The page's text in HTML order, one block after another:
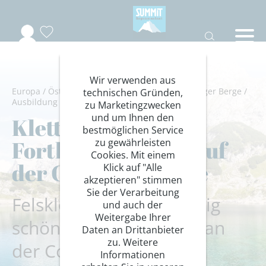
Europa / Österreich/Tirol/Wetterstein-Mieminger Berge /
Ausbildung
Kletterkurse
Klettern
Fortbildungskurs auf
der Coburger Hütte
Felsklettern in einzigartig
schönem Klettergebiet an
der Coburger Hütte!
Wir verwenden aus
technischen Gründen,
zu Marketingzwecken
und um Ihnen den
bestmöglichen Service
zu gewährleisten
Cookies. Mit einem
Klick auf "Alle
akzeptieren" stimmen
Sie der Verarbeitung
und auch der
Weitergabe Ihrer
Daten an Drittanbieter
zu. Weitere
Informationen